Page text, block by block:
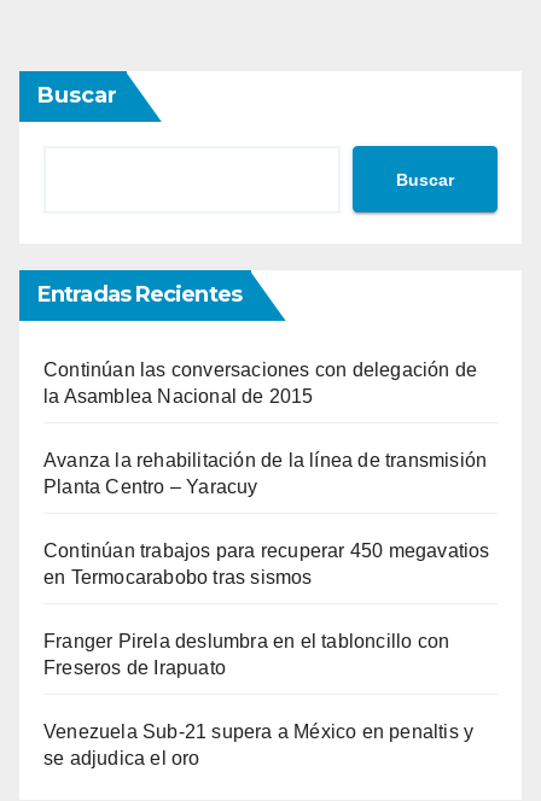
Buscar
Buscar
Entradas Recientes
Continúan las conversaciones con delegación de
la Asamblea Nacional de 2015
Avanza la rehabilitación de la línea de transmisión
Planta Centro – Yaracuy
Continúan trabajos para recuperar 450 megavatios
en Termocarabobo tras sismos
Franger Pirela deslumbra en el tabloncillo con
Freseros de Irapuato
Venezuela Sub-21 supera a México en penaltis y
se adjudica el oro